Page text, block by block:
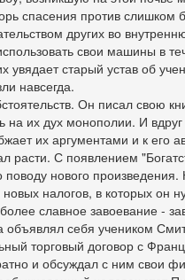
спасения против
других во
свои машины в
увядает старый устав об
навсегда.
Он писал свою
на их дух монополии. И
их аргументами и к его
расти. С появлением
поводу нового
налогов, в которых
славное завоевание -
объявлял себя учеником
торговый договор с
и обсуждал с ним свои